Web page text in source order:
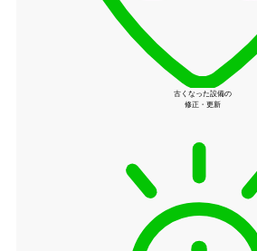
古くなった設備の
修正・更新